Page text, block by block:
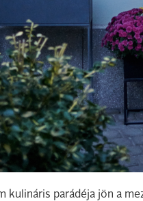
kulináris parádéja jön a